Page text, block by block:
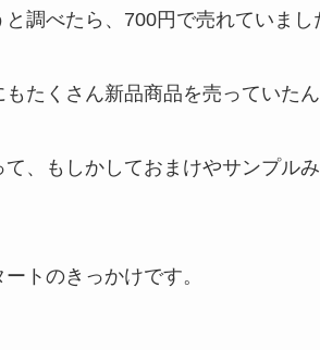
調べたら、700円で売れていまし
たくさん新品商品を売っていたん
、もしかしておまけやサンプル
トのきっかけです。